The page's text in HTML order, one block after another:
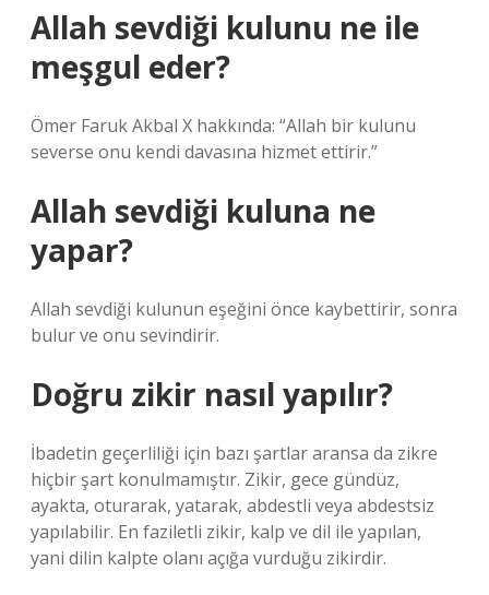
Allah sevdiği kulunu ne ile
meşgul eder?
Ömer Faruk Akbal X hakkında: “Allah bir kulunu
severse onu kendi davasına hizmet ettirir.”
Allah sevdiği kuluna ne
yapar?
Allah sevdiği kulunun eşeğini önce kaybettirir, sonra
bulur ve onu sevindirir.
Doğru zikir nasıl yapılır?
İbadetin geçerliliği için bazı şartlar aransa da zikre
hiçbir şart konulmamıştır. Zikir, gece gündüz,
ayakta, oturarak, yatarak, abdestli veya abdestsiz
yapılabilir. En faziletli zikir, kalp ve dil ile yapılan,
yani dilin kalpte olanı açığa vurduğu zikirdir.